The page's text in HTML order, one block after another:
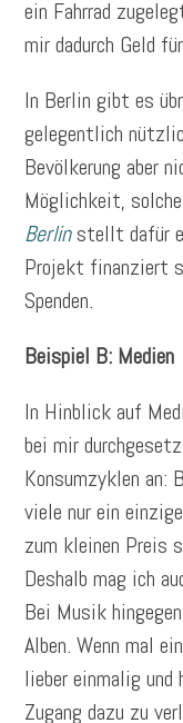
ein Fahrrad
mir dadurch Geld
In Berlin gibt es
gelegentlich
Bevölkerung aber
Möglichkeit,
Berlinstellt dafür
Projekt finanziert
Spenden.
Beispiel B: Medien
In Hinblick auf
bei mir
Konsumzyklen an:
viele nur ein
zum kleinen Preis
Deshalb mag ich
Bei Musik
Alben. Wenn mal
lieber einmalig und
Zugang dazu zu